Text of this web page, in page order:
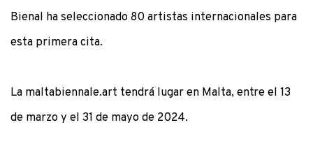
Bienal ha seleccionado 80 artistas internacionales para
esta primera cita.
La maltabiennale.art tendrá lugar en Malta, entre el 13
de marzo y el 31 de mayo de 2024.